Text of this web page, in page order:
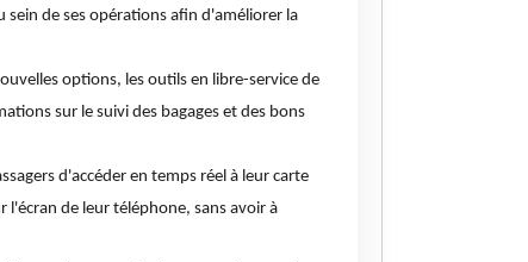
sein de ses opérations afin d'améliorer la
options, les outils en libre-service de
sur le suivi des bagages et des bons
d'accéder en temps réel à leur carte
de leur téléphone, sans avoir à